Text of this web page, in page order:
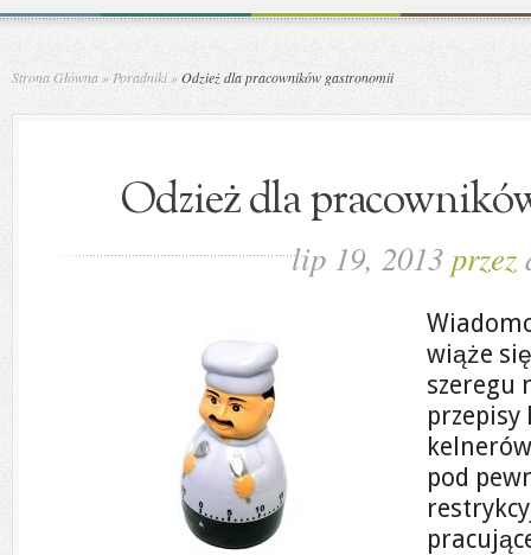
Strona Główna » Poradniki »Odzież dla pracowników gastronomii
Odzież dla
lip 19, 2013 przez
wiąże
szeregu
przepisy
pod